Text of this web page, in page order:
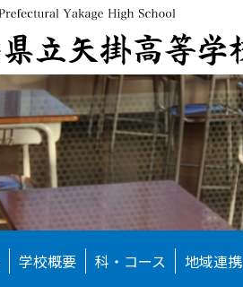
学校概要 科・コース 地域連携